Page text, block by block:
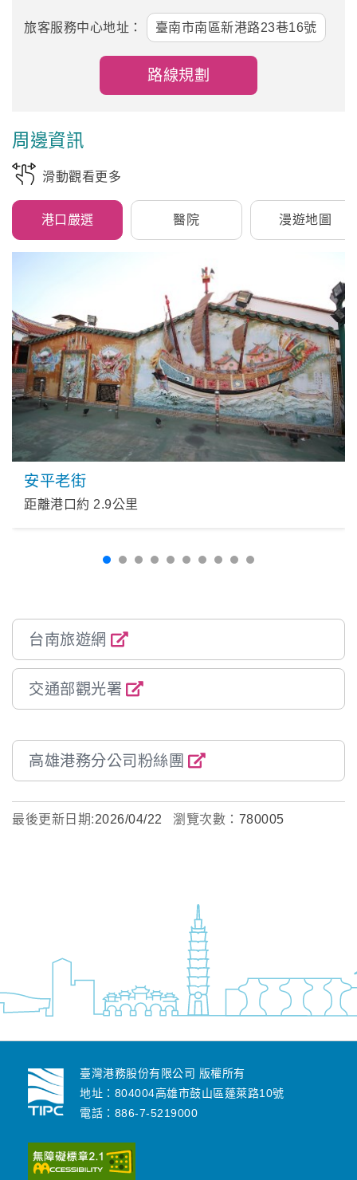
旅客服務中心地址： 臺南市南區新港路23巷16號
路線規劃
周邊資訊
滑動觀看更多
港口嚴選 醫院 漫遊地圖
安平老街
距離港口約 2.9公里
台南旅遊網
交通部觀光署
高雄港務分公司粉絲團
最後更新日期:2026/04/22 瀏覽次數： 780005
臺灣港務股份有限公司 版權所有
地址：804004高雄市鼓山區蓬萊路10號
電話：886-7-5219000